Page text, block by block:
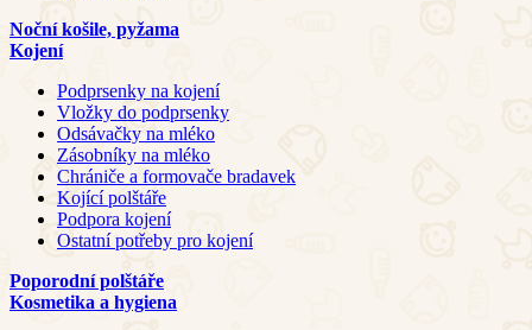
Noční košile, pyžama
Kojení
Podprsenky na kojení
Vložky do podprsenky
Odsávačky na mléko
Zásobníky na mléko
Chrániče a formovače bradavek
Kojící polštáře
Podpora kojení
Ostatní potřeby pro kojení
Poporodní polštáře
Kosmetika a hygiena